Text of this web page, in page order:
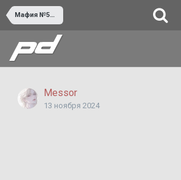
Мафия №551 Фейлед
Messor
13 ноября 2024